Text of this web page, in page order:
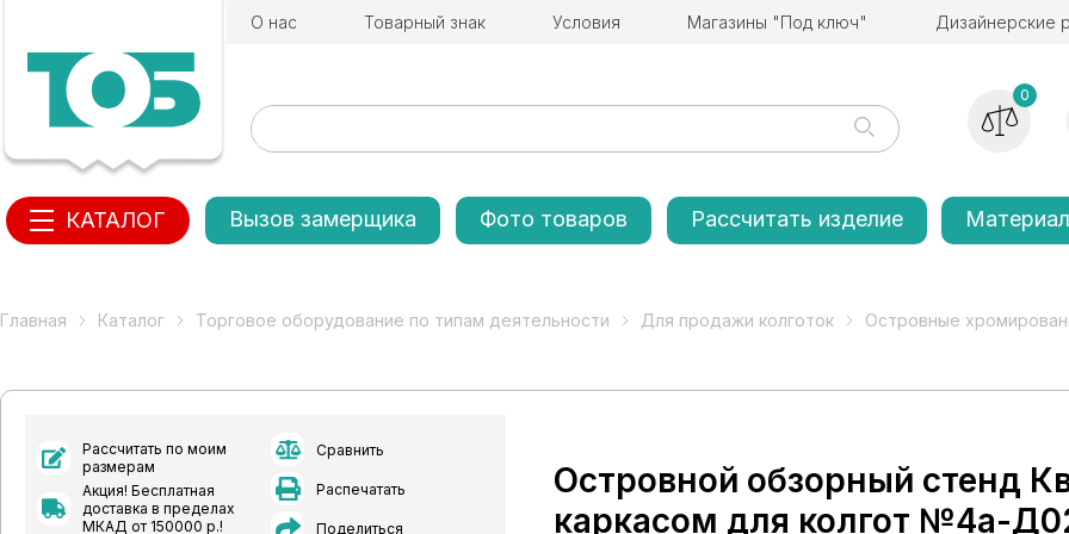
О нас Товарный знак Условия Магазины "Под ключ" Дизайнерские
0
КАТАЛОГ Вызов замерщика Фото товаров Рассчитать изделие
Главная Каталог Торговое оборудование по типам деятельности Для продажи колготок Островные
Рассчитать по моим
размерам
Акция! Бесплатная
доставка в пределах
МКАД от 150000 р.!
Сравнить
Распечатать
Поделиться
Островной обзорный стенд
каркасом для колгот №4а-